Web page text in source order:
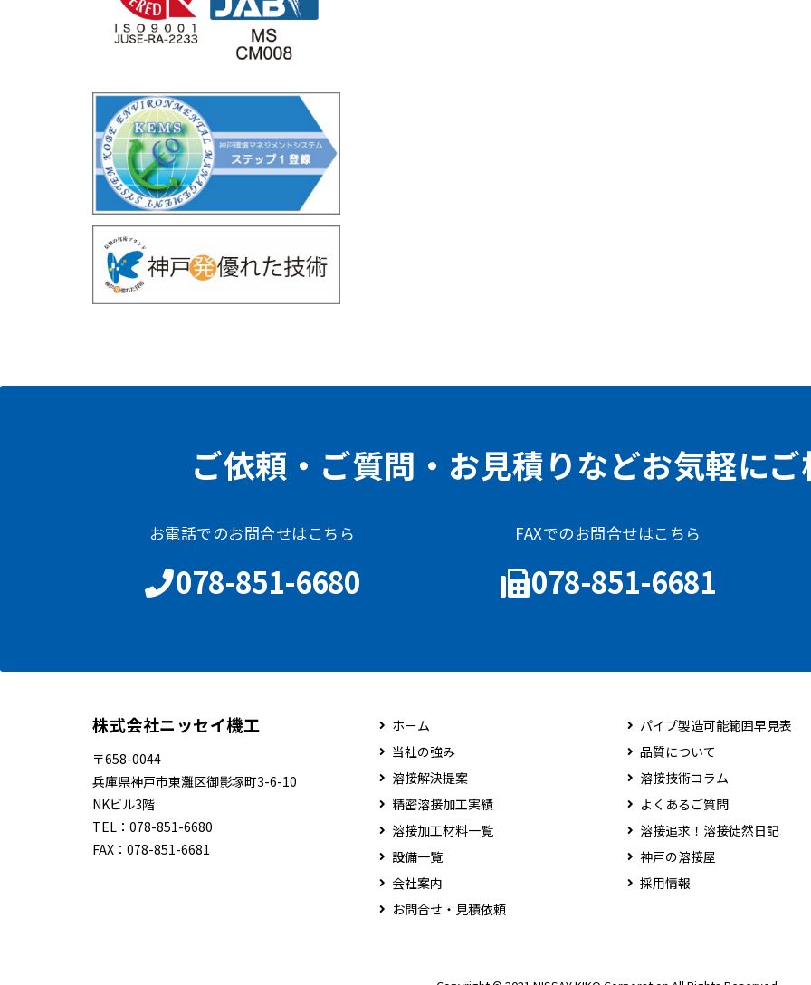
ご依頼・ご質問・お見積りなどお気軽に
お電話でのお問合せはこちら
078-851-6680
FAXでのお問合せはこちら
078-851-6681
株式会社ニッセイ機工
〒658-0044
兵庫県神戸市東灘区御影塚町3-6-10
NKビル3階
TEL： 078-851-6680
FAX： 078-851-6681
ホーム
当社の強み
溶接解決提案
精密溶接加工実績
溶接加工材料一覧
設備一覧
会社案内
お問合せ・見積依頼
パイプ製造可能範囲早見表
品質について
溶接技術コラム
よくあるご質問
溶接追求！溶接徒然日記
神戸の溶接屋
採用情報